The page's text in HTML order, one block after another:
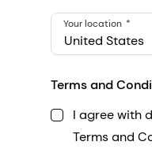
United States
Your location
Terms and
I agree with
Terms and